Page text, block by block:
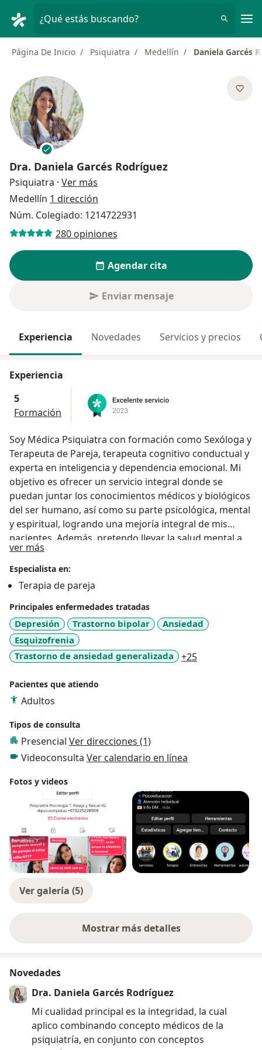
¿Qué estás buscando?
Página De Inicio Psiquiatra Medellín Daniela Garcés
Dra. Daniela Garcés Rodríguez
Psiquiatra · Ver más
Medellín 1 dirección
Núm. Colegiado: 1214722931
280 opiniones
Agendar cita
Enviar mensaje
Experiencia Novedades Servicios y precios
Experiencia
5
Formación
Soy Médica Psiquiatra con formación como Sexóloga y
Terapeuta de Pareja, terapeuta cognitivo conductual y
experta en inteligencia y dependencia emocional. Mi
objetivo es ofrecer un servicio integral donde se
puedan juntar los conocimientos médicos y biológicos
del ser humano, así como su parte psicológica, mental
y espiritual, logrando una mejoría integral de mis
pacientes. Además, pretendo llevar la salud mental a
todas partes del mundo a través de la virtualidad para
que cualquier persona pueda acceder a mis servicios.
ver más
Especialista en:
Terapia de pareja
Principales enfermedades tratadas
Depresión Trastorno bipolar
Ansiedad
Esquizofrenia
Trastorno de ansiedad generalizada
+25
Pacientes que atiendo
Adultos
Tipos de consulta
Presencial Ver direcciones (1)
Videoconsulta Ver calendario en línea
Fotos y videos
Ver galería (5)
Mostrar más detalles
sobre la experiencia
Novedades
Dra. Daniela Garcés Rodríguez
Mi cualidad principal es la integridad, la cual
aplico combinando concepto médicos de la
psiquiatría, en conjunto con conceptos